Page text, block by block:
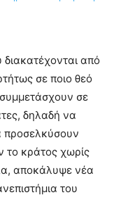
από
σε ποιο θεό
συμμετάσχουν σε
δηλαδή να
προσελκύσουν
το κράτος χωρίς
αποκάλυψε νέα
του